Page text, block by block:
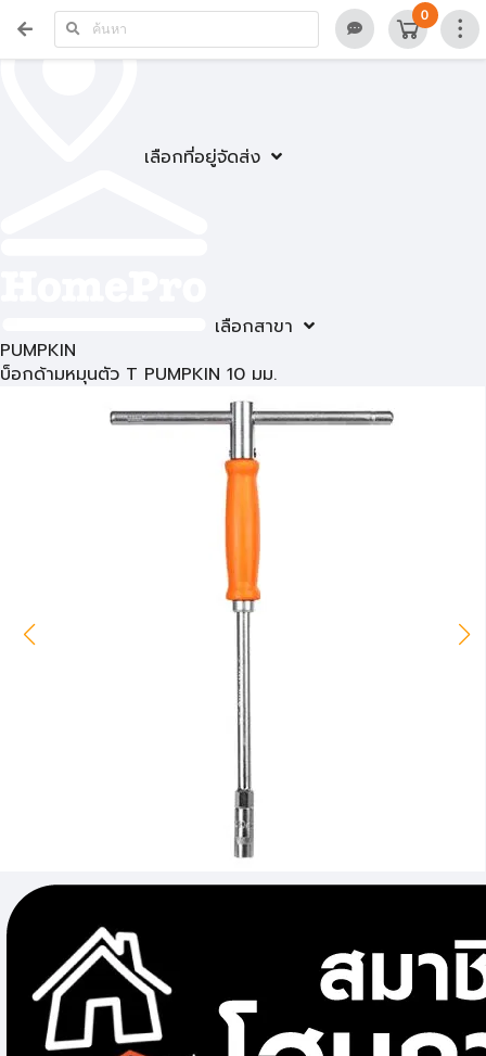
เลือกที่อยู่จัดส่ง
เลือกสาขา
0
PUMPKIN
บ็อกด้ามหมุนตัว T PUMPKIN 10 มม.